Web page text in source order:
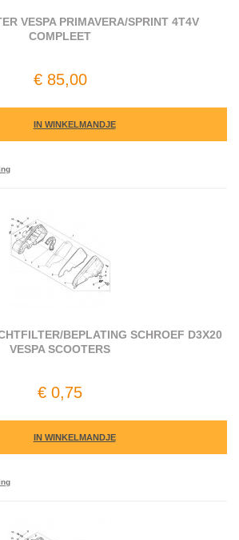
VESPA PRIMAVERA/SPRINT 4T4V
COMPLEET
€ 85,00
IN WINKELMANDJE
BEPLATING SCHROEF D3X20
VESPA SCOOTERS
€ 0,75
IN WINKELMANDJE